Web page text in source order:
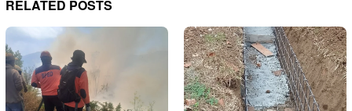
RELATED POSTS